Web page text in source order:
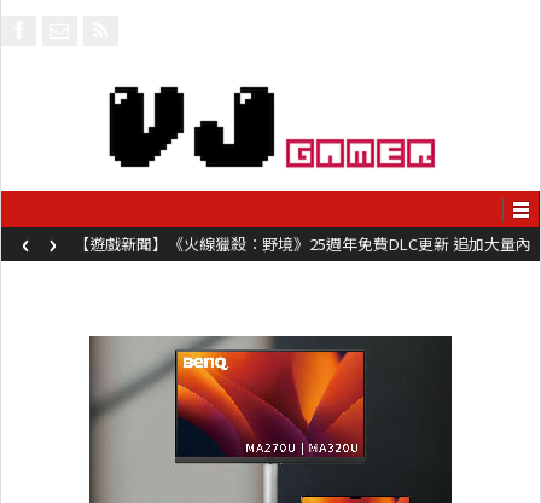
【遊戲新聞】《火線獵殺：野境》25週年免費DLC更新 追加大量內
容同時系舊作限時超平價折扣
‹ ›